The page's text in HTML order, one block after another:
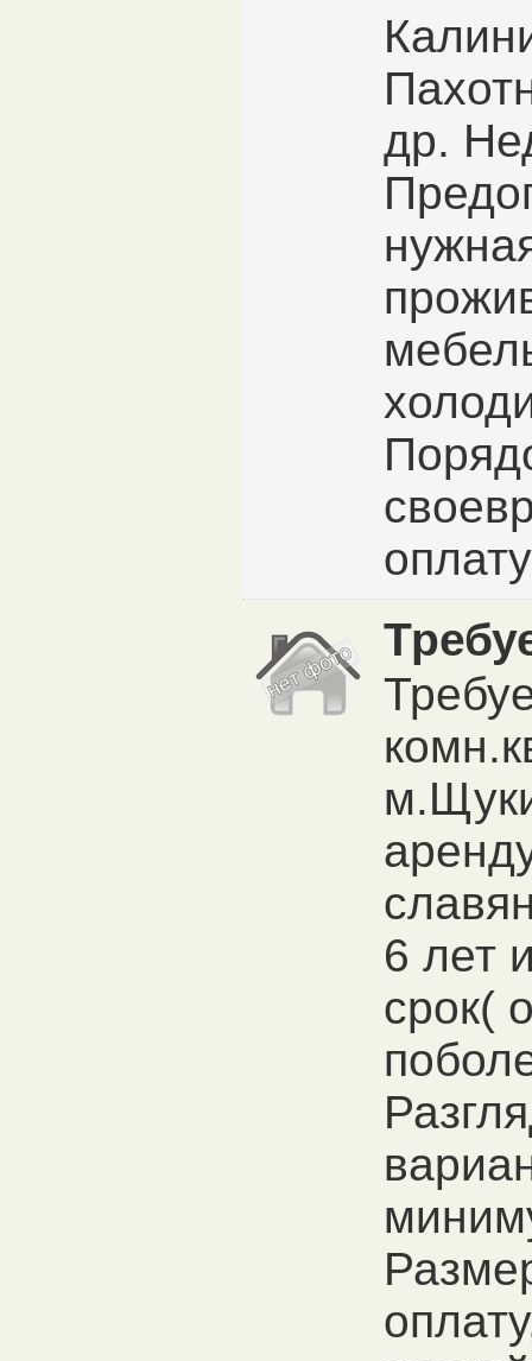
др.
6 лет
срок(